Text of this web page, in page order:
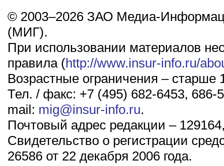
© 2003–2026 ЗАО Медиа-
(МИГ).
При использовании материалов
правила (http://www.insur-info.ru/
Возрастные ограничения – старше
Тел. / факс: +7 (495) 682-6453, 686-
mail: mig@insur-info.ru.
Почтовый адрес редакции –
Свидетельство о регистрации
26586 от 22 декабря 2006 года.